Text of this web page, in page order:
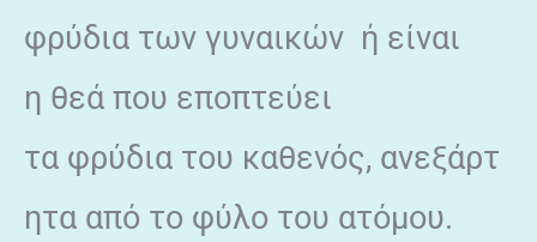
φρύδια των γυναικών ή είναι
η θεά που εποπτεύει
τα φρύδια του καθενός, ανεξάρτ
ητα από το φύλο του ατόμου.